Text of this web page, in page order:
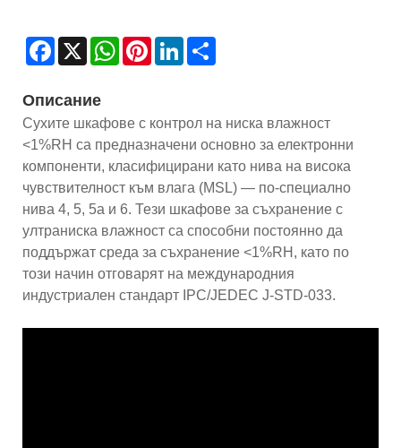
Facebook
X WhatsAppPinterestLinkedIn
Описание
Сухите шкафове с контрол на ниска влажност
<1%RH са предназначени основно за електронни
компоненти, класифицирани като нива на висока
чувствителност към влага (MSL) — по-специално
нива 4, 5, 5a и 6. Тези шкафове за съхранение с
ултраниска влажност са способни постоянно да
поддържат среда за съхранение <1%RH, като по
този начин отговарят на международния
индустриален стандарт IPC/JEDEC J-STD-033.